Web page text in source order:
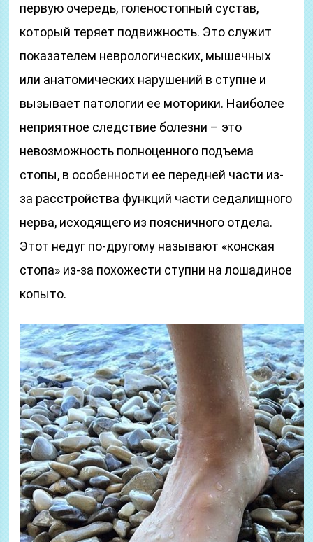
первую очередь, голеностопный сустав,
который теряет подвижность. Это служит
показателем неврологических, мышечных
или анатомических нарушений в ступне и
вызывает патологии ее моторики. Наиболее
неприятное следствие болезни – это
невозможность полноценного подъема
стопы, в особенности ее передней части из-
за расстройства функций части седалищного
нерва, исходящего из поясничного отдела.
Этот недуг по-другому называют «конская
стопа» из-за похожести ступни на лошадиное
копыто.